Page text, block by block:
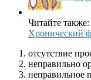
Читайте также:
Хронический
отсутствие
неправильно
неправильное